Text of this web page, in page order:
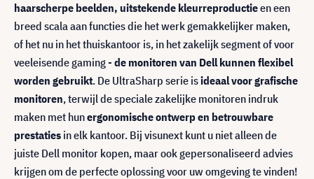
haarscherpe beelden, uitstekende kleurreproductieen een
breed scala aan functies die het werk gemakkelijker maken,
of het nu in het thuiskantoor is, in het zakelijk segment of voor
veeleisende gaming - de monitoren van Dell kunnen flexibel
worden gebruikt. De UltraSharp serie isideaal voor grafische
monitoren, terwijl de speciale zakelijke monitoren indruk
maken met hunergonomische ontwerp en betrouwbare
prestaties in elk kantoor. Bij visunext kunt u niet alleen de
juiste Dell monitor kopen, maar ook gepersonaliseerd advies
krijgen om de perfecte oplossing voor uw omgeving te vinden!